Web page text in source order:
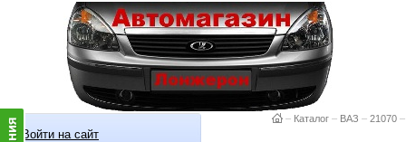
Войти на сайт
– Каталог – ВАЗ – 21070 –